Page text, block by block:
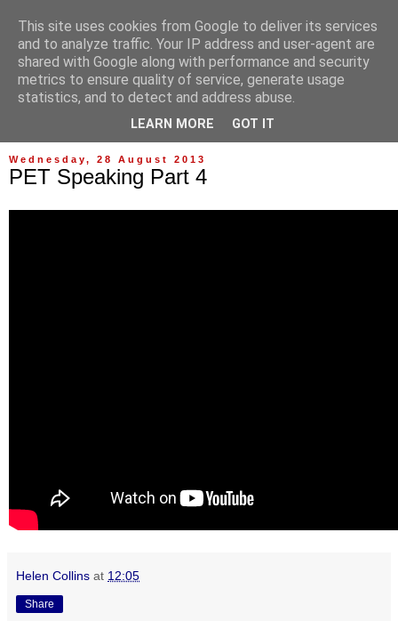
Wednesday, 28 August 2013
PET Speaking Part 4
Helen Collins at 12:05
Share
This site uses cookies from Google to deliver its services
and to analyze traffic. Your IP address and user-agent are
shared with Google along with performance and security
metrics to ensure quality of service, generate usage
statistics, and to detect and address abuse.
LEARN MORE GOT IT